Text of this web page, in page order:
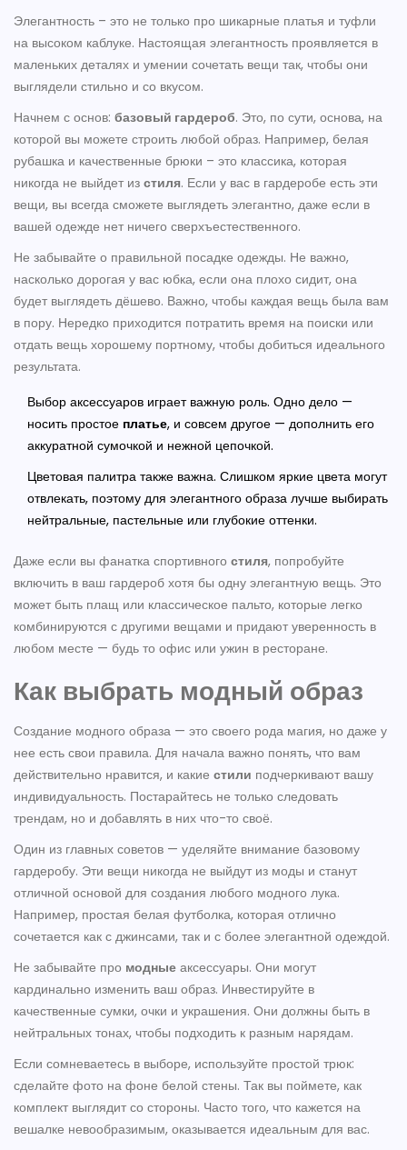
Элегантность – это не только про шикарные платья и туфли
на высоком каблуке. Настоящая элегантность проявляется в
маленьких деталях и умении сочетать вещи так, чтобы они
выглядели стильно и со вкусом.
Начнем с основ: базовый гардероб. Это, по сути, основа, на
которой вы можете строить любой образ. Например, белая
рубашка и качественные брюки – это классика, которая
никогда не выйдет из стиля. Если у вас в гардеробе есть эти
вещи, вы всегда сможете выглядеть элегантно, даже если в
вашей одежде нет ничего сверхъестественного.
Не забывайте о правильной посадке одежды. Не важно,
насколько дорогая у вас юбка, если она плохо сидит, она
будет выглядеть дёшево. Важно, чтобы каждая вещь была вам
в пору. Нередко приходится потратить время на поиски или
отдать вещь хорошему портному, чтобы добиться идеального
результата.
Выбор аксессуаров играет важную роль. Одно дело —
носить простое платье, и совсем другое — дополнить его
аккуратной сумочкой и нежной цепочкой.
Цветовая палитра также важна. Слишком яркие цвета могут
отвлекать, поэтому для элегантного образа лучше выбирать
нейтральные, пастельные или глубокие оттенки.
Даже если вы фанатка спортивного стиля, попробуйте
включить в ваш гардероб хотя бы одну элегантную вещь. Это
может быть плащ или классическое пальто, которые легко
комбинируются с другими вещами и придают уверенность в
любом месте — будь то офис или ужин в ресторане.
Как выбрать модный образ
Создание модного образа — это своего рода магия, но даже у
нее есть свои правила. Для начала важно понять, что вам
действительно нравится, и какие стили подчеркивают вашу
индивидуальность. Постарайтесь не только следовать
трендам, но и добавлять в них что-то своё.
Один из главных советов — уделяйте внимание базовому
гардеробу. Эти вещи никогда не выйдут из моды и станут
отличной основой для создания любого модного лука.
Например, простая белая футболка, которая отлично
сочетается как с джинсами, так и с более элегантной одеждой.
Не забывайте про модные аксессуары. Они могут
кардинально изменить ваш образ. Инвестируйте в
качественные сумки, очки и украшения. Они должны быть в
нейтральных тонах, чтобы подходить к разным нарядам.
Если сомневаетесь в выборе, используйте простой трюк:
сделайте фото на фоне белой стены. Так вы поймете, как
комплект выглядит со стороны. Часто того, что кажется на
вешалке невообразимым, оказывается идеальным для вас.